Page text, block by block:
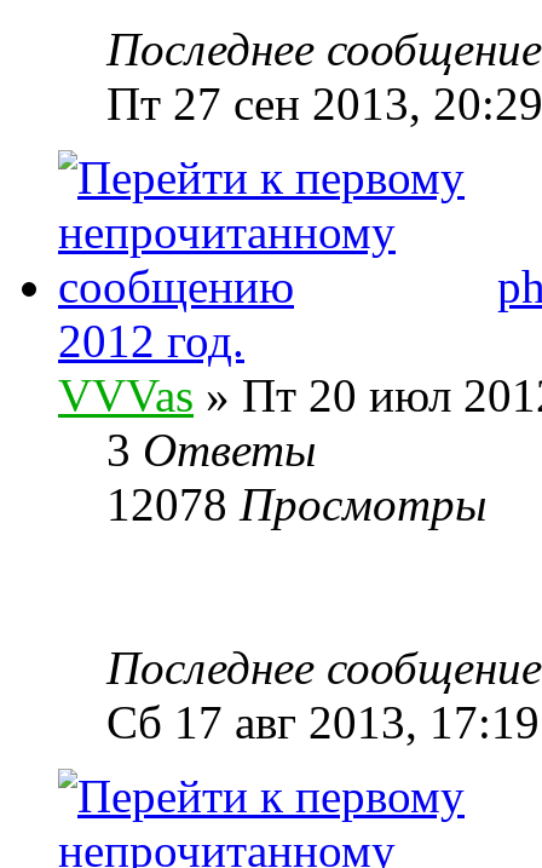
Последнее
Пт 27 сен 2013, 20:29
2012 год.
VVVas » Пт 20 июл
3 Ответы
12078 Просмотры
Последнее
Сб 17 авг 2013, 17:19